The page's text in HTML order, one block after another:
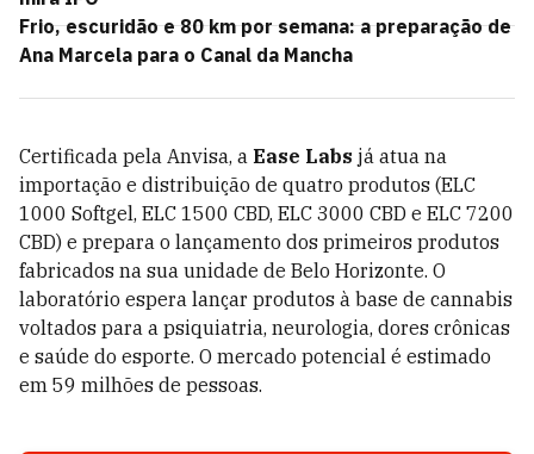
Frio, escuridão e 80 km por semana: a preparação de
Ana Marcela para o Canal da Mancha
Certificada pela Anvisa, a Ease Labs já atua na
importação e distribuição de quatro produtos (ELC
1000 Softgel, ELC 1500 CBD, ELC 3000 CBD e ELC 7200
CBD) e prepara o lançamento dos primeiros produtos
fabricados na sua unidade de Belo Horizonte. O
laboratório espera lançar produtos à base de cannabis
voltados para a psiquiatria, neurologia, dores crônicas
e saúde do esporte. O mercado potencial é estimado
em 59 milhões de pessoas.